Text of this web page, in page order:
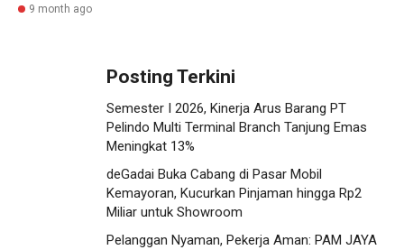
9 month ago
Posting Terkini
Semester I 2026, Kinerja Arus Barang PT
Pelindo Multi Terminal Branch Tanjung Emas
Meningkat 13%
deGadai Buka Cabang di Pasar Mobil
Kemayoran, Kucurkan Pinjaman hingga Rp2
Miliar untuk Showroom
Pelanggan Nyaman, Pekerja Aman: PAM JAYA